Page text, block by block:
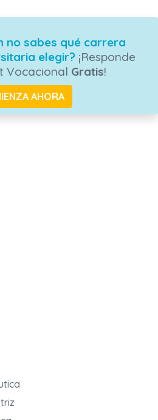
no sabes qué carrera
elegir?¡Responde
Vocacional Gratis!
AHORA